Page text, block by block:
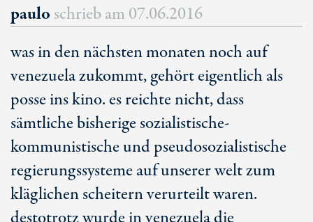
paulo schrieb am 07.06.2016
was in den nächsten monaten noch auf
venezuela zukommt, gehört eigentlich als
posse ins kino. es reichte nicht, dass
sämtliche bisherige sozialistische-
kommunistische und pseudosozialistische
regierungssysteme auf unserer welt zum
kläglichen scheitern verurteilt waren.